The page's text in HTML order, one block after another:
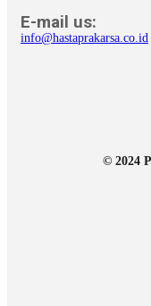
E-mail us:
info@hastaprakarsa.co.id
© 2024